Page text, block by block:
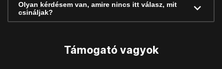
Olyan kérdésem van, amire nincs itt válasz, mit
csináljak?
Támogató vagyok